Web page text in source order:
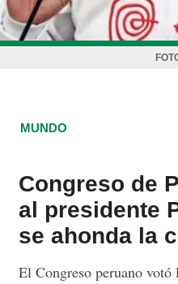
MUNDO
Congreso de
al presidente
se ahonda la
El Congreso peruano